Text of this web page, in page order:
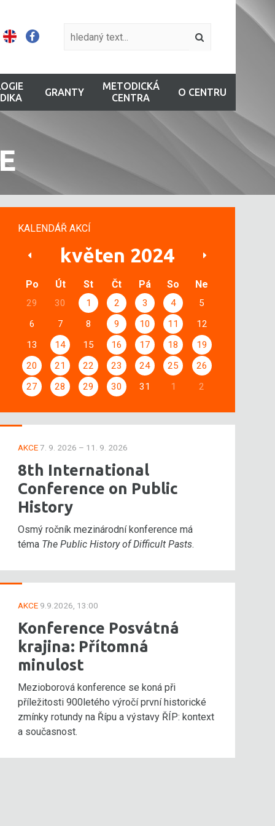
GRANTY
METODICKÁ
CENTRA
O CENTRU
KALENDÁŘ AKCÍ
květen 2024
Po Út St Čt Pá So Ne
29 30 1 2 3 4
5
6
7 8 9 10 11
12
13
14 15 16 17 18
19
20
21 22 23 24 25
26
27
28 29 30 31 1 2
AKCE7. 9. 2026 – 11. 9. 2026
8th International
Conference on Public
History
Osmý ročník mezinárodní konference má
téma The Public History of Difficult Pasts.
AKCE 9.9.2026, 13:00
Konference Posvátná
krajina: Přítomná
minulost
Mezioborová konference se koná při
příležitosti 900letého výročí první historické
zmínky rotundy na Řípu a výstavy ŘÍP: kontext
a současnost.